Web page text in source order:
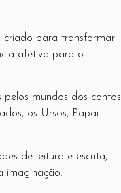
para transformar
afetiva para o
mundos dos contos
os Ursos, Papai
de leitura e escrita,
imaginação.